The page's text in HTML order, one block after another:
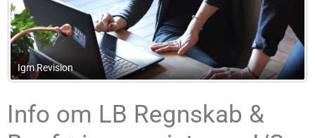
Brandt-Madsen Advokatfirma
Info om LB Regnskab &